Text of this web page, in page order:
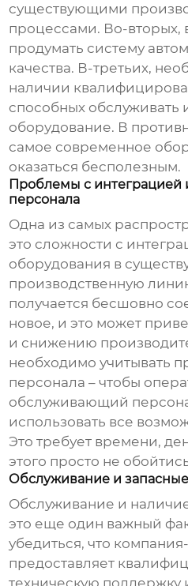
существующими
процессами. Во-вторых,
продумать систему
качества. В-третьих,
наличии
способных обслуживать
оборудование. В
самое современное
оказаться бесполезным.
Проблемы с интеграцией
персонала
Одна из самых
это сложности с
оборудования в
производственную
получается бесшовно
новое, и это может
и снижению
необходимо учитывать
персонала – чтобы
обслуживающий
использовать все
Это требует времени,
этого просто не
Обслуживание и запасные
Обслуживание и
это еще один важный
убедиться, что
предоставляет